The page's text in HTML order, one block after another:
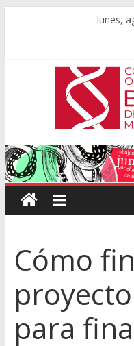
lunes,
Cómo
para